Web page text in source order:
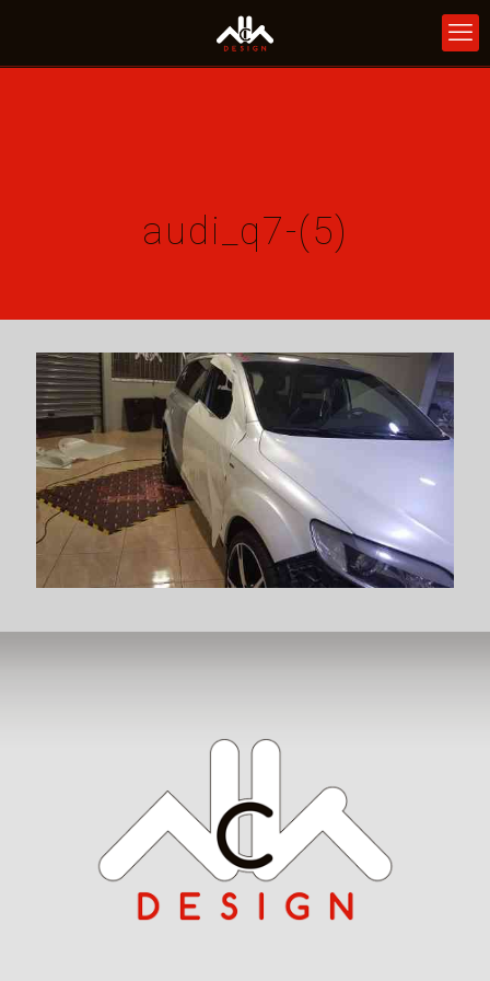
audi_q7-(5)